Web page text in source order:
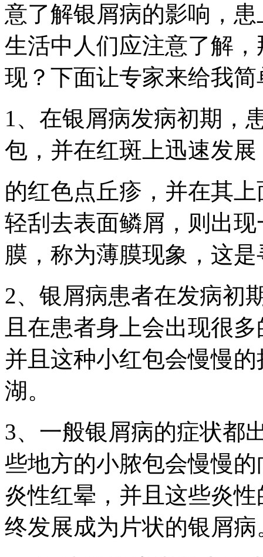
意了解银屑病的影响，
生活中人们应注意了解
现？下面让专家来给我
1、在银屑病发病初期，
包，并在红斑上迅速发
的红色点丘疹，并在其
轻刮去表面鳞屑，则出
膜，称为薄膜现象，这
2、银屑病患者在发病初
且在患者身上会出现很
并且这种小红包会慢慢
湖。
3、一般银屑病的症状都
些地方的小脓包会慢慢
炎性红晕，并且这些炎
终发展成为片状的银屑病